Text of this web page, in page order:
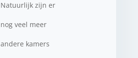
Natuurlijk zijn er
nog veel meer
andere kamers